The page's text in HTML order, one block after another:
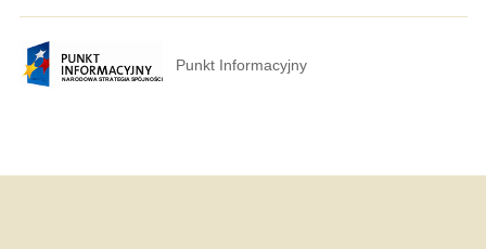
Punkt Informacyjny